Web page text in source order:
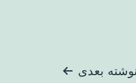
نوشته بعدی